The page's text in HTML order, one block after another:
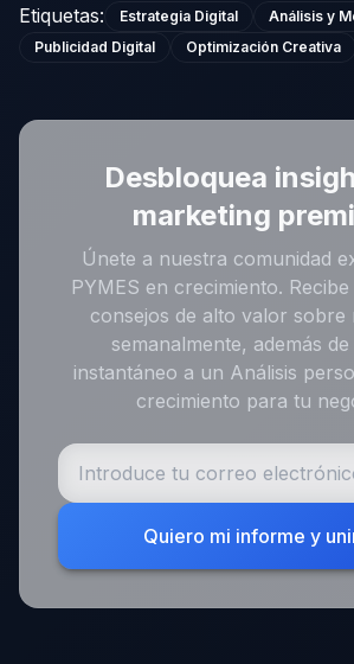
Etiquetas: Estrategia Digital Análisis y
Publicidad Digital
Optimización Creativa
Desbloquea
marketing
Únete a nuestra comunidad
PYMES en crecimiento.
consejos de alto valor sobre
semanalmente, además
instantáneo a un Análisis
crecimiento para tu
Quiero mi informe y